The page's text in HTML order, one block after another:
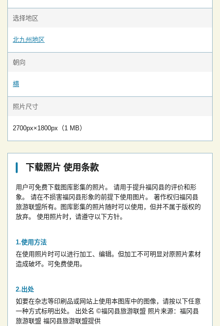
选择地区
北九州地区
朝向
横
照片尺寸
2700px×1800px（1 MB）
下载照片 使用条款
用户可免费下载图库影集的照片。
请用于提升福冈县的评价和形
象。
请在不损害福冈县形象的前提下使用图片。
著作权归福冈县
旅游联盟所有。图库影集的照片随时可以使用，但并不属于版权的
放弃。
使用照片时，请遵守以下方针。
使用方法
在使用照片时可以进行加工、编辑。但加工不可明显对原照片素材
造成破坏。可免费使用。
出处
如要在杂志等印刷品或网站上使用本图库中的图像，请按以下任意
一种方式标明出处。
出处名 ©福冈县旅游联盟 照片来源：福冈县
旅游联盟 福冈县旅游联盟提供